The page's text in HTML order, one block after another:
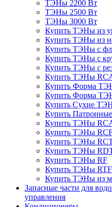
ТЭНы 2200 Вт
ТЭНы 2500 Вт
ТЭНы 3000 Вт
Купить ТЭНы из
Купить ТЭНы из
Купить ТЭНы с
Купить ТЭНы с
Купить ТЭНы с
Купить ТЭНы
Купить Форма
Купить Форма
Купить Сухие
Купить
Купить ТЭНы
Купить ТЭНы
Купить ТЭНы
Купить ТЭНы
Купить ТЭНы RF
Купить ТЭНы RTF
Купить ТЭНы из
Запасные части для
управления